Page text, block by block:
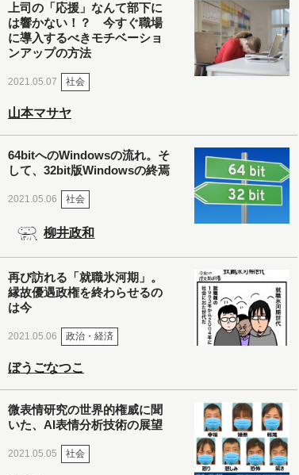
上司の「応援」なんて部下に
は響かない！？ 今すぐ職場
に導入するべきモチベーショ
ンアップの方法
2021.05.07 社会
山本マサヤ
64bitへのWindowsの流れ。そ
して、32bit版Windowsの終焉
2021.05.06 社会
柳井政和
再び訪れる「就職氷河期」。
縁故優遇政権を終わらせるの
は今
2021.05.06 政治・経済
ぼうごなつこ
微表情研究の世界的権威に聞
いた、AI表情分析技術の展望
2021.05.05 社会